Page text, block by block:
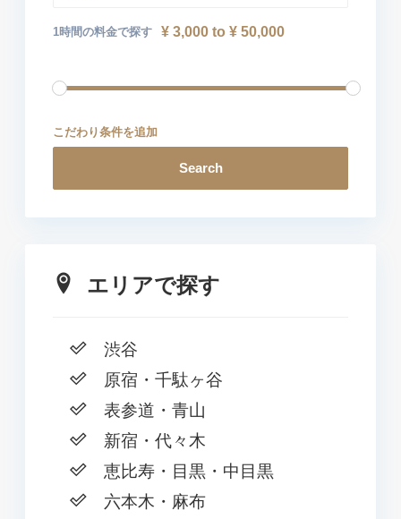
1時間の料金で探す ¥ 3,000 to ¥ 50,000
こだわり条件を追加
Search
エリアで探す
渋谷
原宿・千駄ヶ谷
表参道・青山
新宿・代々木
恵比寿・目黒・中目黒
六本木・麻布